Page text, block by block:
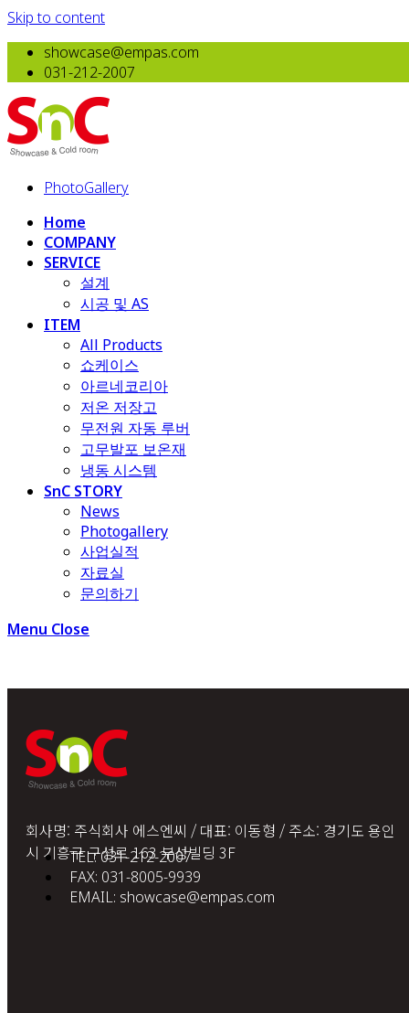
Skip to content
showcase@empas.com
031-212-2007
PhotoGallery
Home
COMPANY
SERVICE
설계
시공 및 AS
ITEM
All Products
​쇼케이스
아르네코리아
저온 저장고
무전원 자동 루버
고무발포 보온재
냉동 시스템
SnC STORY
News
Photogallery
사업실적
자료실
문의하기
Menu Close
회사명: 주식회사 에스엔씨 / 대표: 이동형 / 주소: 경기도 용인
시 기흥구 구성로 163 부성빌딩 3F
TEL: 031-212-2007
FAX: 031-8005-9939
EMAIL: showcase@empas.com